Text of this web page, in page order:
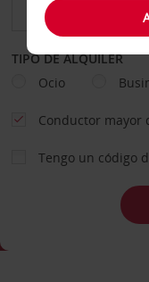
TIPO DE ALQUILER
Ocio
Conductor mayor
Tengo un código